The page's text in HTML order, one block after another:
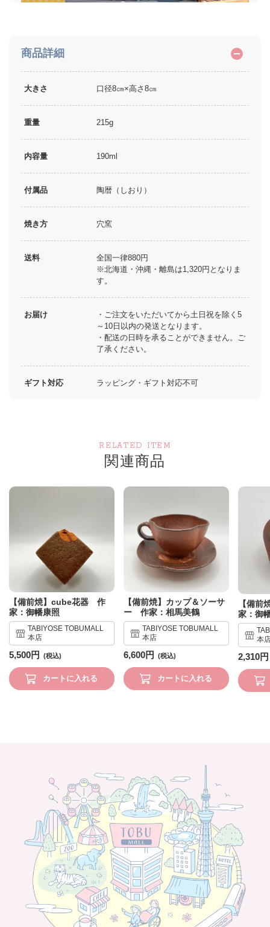
商品詳細
大きさ 口径8㎝×高さ8㎝
重量 215g
内容量 190ml
付属品 陶暦（しおり）
焼き方 穴窯
送料
全国一律880円
※北海道・沖縄・離島は1,320円となりま
す。
お届け
・ご注文をいただいてから土日祝を除く5
～10日以内の発送となります。
・配送の日時を承ることができません。ご
了承ください。
ギフト対応 ラッピング・ギフト対応不可
RELATED ITEM
関連商品
【備前焼】cube花器 作
家：御幡康照
TABIYOSE TOBUMALL
本店
5,500円
カートに入れる
【備前焼】カップ＆ソーサ
ー 作家：相馬美鶴
TABIYOSE TOBUMALL
本店
6,600円
カートに入れる
【備
家：御
本
2,310円